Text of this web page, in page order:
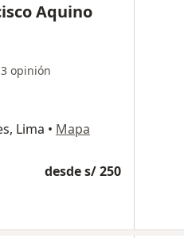
Aquino
opinión
Lima • Mapa
desde s/ 250